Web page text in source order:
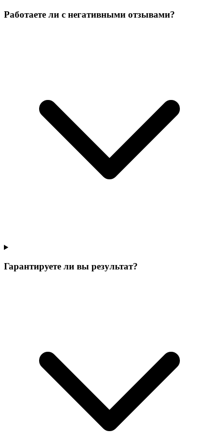
Работаете ли с негативными отзывами?
Гарантируете ли вы результат?